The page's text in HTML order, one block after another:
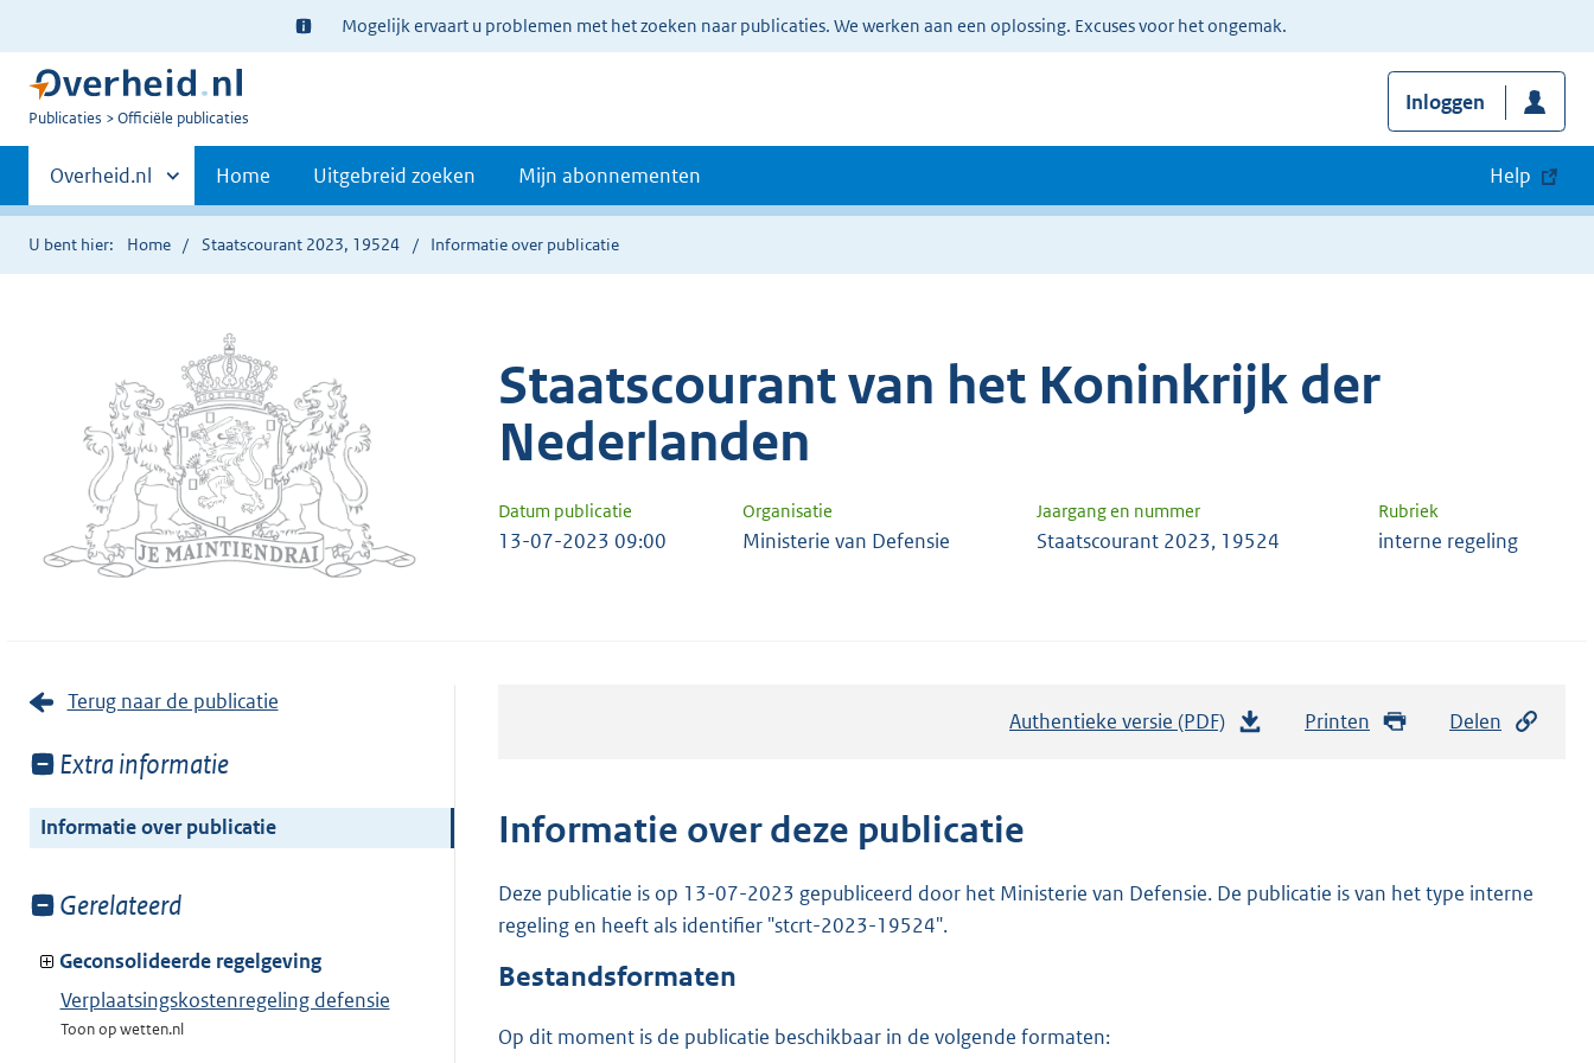
Ter
informatie:
Mogelijk ervaart u problemen met het zoeken naar publicaties. We werken aan een oplossing. Excuses voor het ongemak.
U
Publicaties Officiële publicaties
Inloggen
Primaire
navigatie
Andere
sites
binnen
Overheid.nl Home Uitgebreid zoeken Mijn abonnementen Help
U bent hier: Home Staatscourant 2023, 19524 Informatie over publicatie
Staatscourant van het Koninkrijk der
Nederlanden
Datum publicatie Organisatie Jaargang en nummer Rubriek
13-07-2023 09:00 Ministerie van Defensie Staatscourant 2023, 19524 interne regeling
Terug naar de publicatie
Toon
van:
Extra informatie
Informatie over publicatie
Toon
van:
Gerelateerd
Geconsolideerde regelgeving
Verplaatsingskostenregeling defensie
Toon op wetten.nl
Authentieke versie (PDF)
n
Printen Delen
Informatie over deze publicatie
Deze publicatie is op 13-07-2023 gepubliceerd door het Ministerie van Defensie. De publicatie is van het type interne
regeling en heeft als identifier "stcrt-2023-19524".
Bestandsformaten
Op dit moment is de publicatie beschikbaar in de volgende formaten: